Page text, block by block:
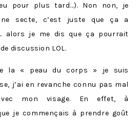
pour plus tard…). Non non, je
secte, c’est juste que ça a
alors je me dis que ça pourrait
discussion LOL.
la « peau du corps » je suis
j’ai en revanche connu pas mal
mon visage. En effet, à
je commençais à prendre goût